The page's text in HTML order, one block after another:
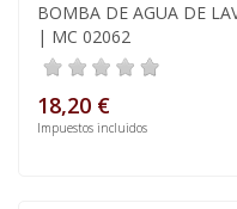
BOMBA DE AGUA DE
| MC 02062
18,20 €
Impuestos incluidos